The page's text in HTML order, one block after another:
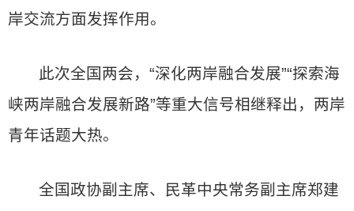
岸交流方面发挥作用。
此次全国两会，“深化两岸融合发展”“探索海
峡两岸融合发展新路”等重大信号相继释出，两岸
青年话题大热。
全国政协副主席、民革中央常务副主席郑建